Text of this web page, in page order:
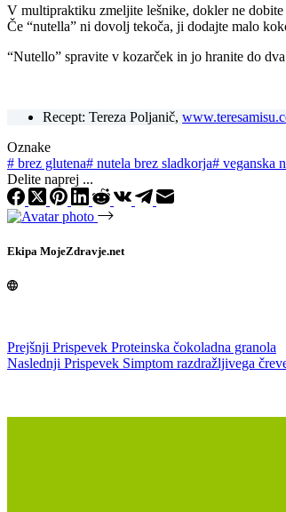
V multipraktiku zmeljite lešnike, dokler ne
Če “nutella” ni dovolj tekoča, ji dodajte malo
“Nutello” spravite v kozarček in jo hranite do
Recept: Tereza Poljanič,
Oznake
# brez glutena# nutela brez sladkorja# veganska
Delite naprej ...
Ekipa MojeZdravje.net
Prejšnji Prispevek Proteinska čokoladna granola
Naslednji Prispevek Simptom razdražljivega